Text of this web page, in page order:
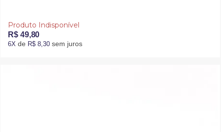
Produto Indisponível
R$ 49,80
6X de R$ 8,30 sem juros